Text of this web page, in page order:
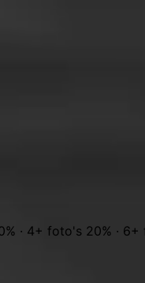
· 4+ foto's 20% · 6+